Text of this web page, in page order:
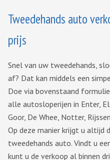
Tweedehands auto
prijs
Snel van uw tweedehands,
af? Dat kan middels een
Doe via bovenstaand
alle autosloperijen in Enter,
Goor, De Whee, Notter,
Op deze manier krijgt u altijd
tweedehands auto. Vindt u
kunt u de verkoop al binnen